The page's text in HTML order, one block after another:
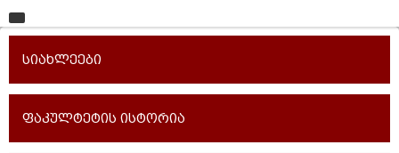
მთავარი
სწავლა
სიახლეები
ფაკულტეტის ისტორია